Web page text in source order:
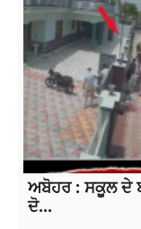
ਅਬੋਹਰ : ਸਕੂਲ ਦੇ
ਦੋ...